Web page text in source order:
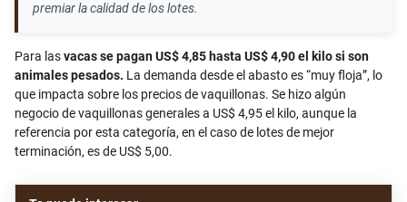
premiar la calidad de los lotes.
Para lasvacas se pagan US$ 4,85 hasta US$ 4,90 el kilo si son
animales pesados. La demanda desde el abasto es “muy floja”, lo
que impacta sobre los precios de vaquillonas. Se hizo algún
negocio de vaquillonas generales a US$ 4,95 el kilo, aunque la
referencia por esta categoría, en el caso de lotes de mejor
terminación, es de US$ 5,00.